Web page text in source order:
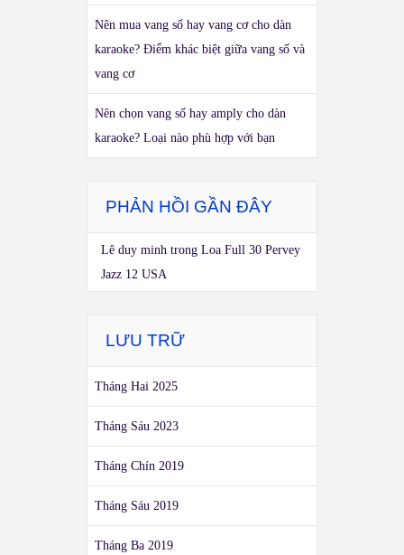
Nên mua vang số hay vang cơ cho dàn
karaoke? Điểm khác biệt giữa vang số và
vang cơ
Nên chọn vang số hay amply cho dàn
karaoke? Loại nào phù hợp với bạn
PHẢN HỒI GẦN ĐÂY
Lê duy minh trong Loa Full 30 Pervey
Jazz 12 USA
LƯU TRỮ
Tháng Hai 2025
Tháng Sáu 2023
Tháng Chín 2019
Tháng Sáu 2019
Tháng Ba 2019